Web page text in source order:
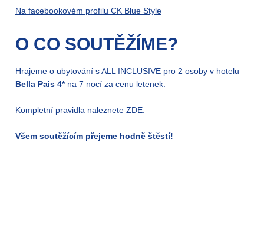
Na facebookovém profilu CK Blue Style
O CO SOUTĚŽÍME?
Hrajeme o ubytování s ALL INCLUSIVE pro 2 osoby v hotelu
Bella Pais 4*na 7 nocí za cenu letenek.
Kompletní pravidla naleznete ZDE
Všem soutěžícím přejeme hodně štěstí!